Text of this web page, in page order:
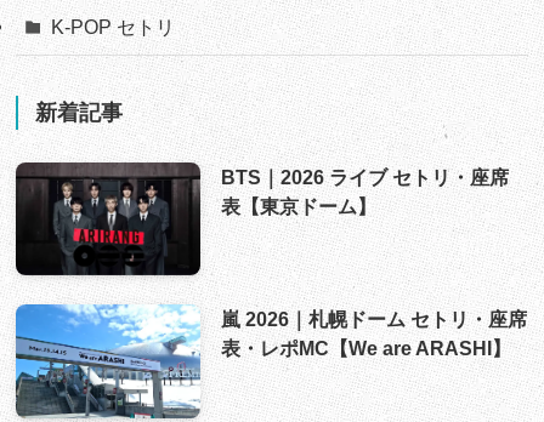
K-POP セトリ
新着記事
BTS｜2026 ライブ セトリ・座席
表【東京ドーム】
嵐 2026｜札幌ドーム セトリ・座席
表・レポMC【We are ARASHI】